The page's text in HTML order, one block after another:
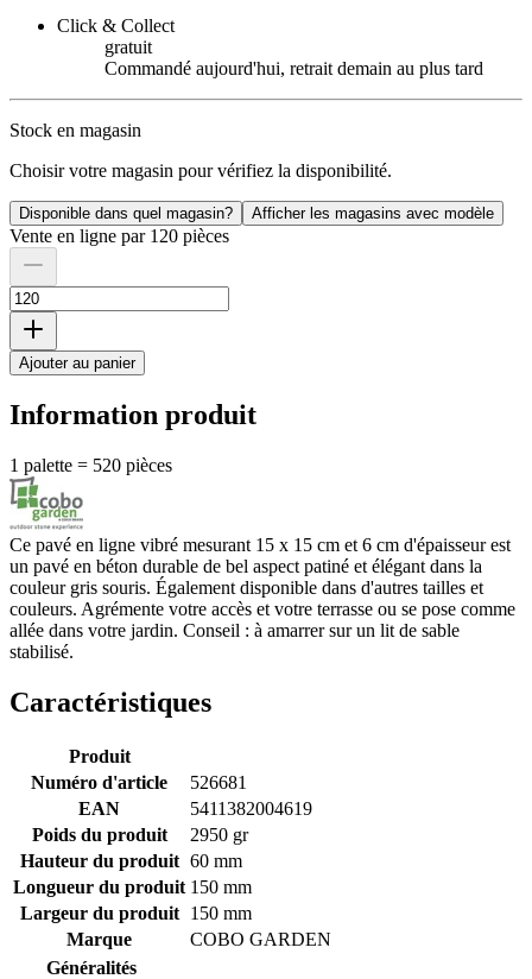
Click & Collect
gratuit
Commandé aujourd'hui, retrait demain au plus tard
Stock en magasin
Choisir votre magasin pour vérifiez la disponibilité.
Disponible dans quel magasin? Afficher les magasins avec modèle
Vente en ligne par 120 pièces
Ajouter au panier
Information produit
1 palette = 520 pièces
Ce pavé en ligne vibré mesurant 15 x 15 cm et 6 cm d'épaisseur est
un pavé en béton durable de bel aspect patiné et élégant dans la
couleur gris souris. Également disponible dans d'autres tailles et
couleurs. Agrémente votre accès et votre terrasse ou se pose comme
allée dans votre jardin. Conseil : à amarrer sur un lit de sable
stabilisé.
Caractéristiques
Produit
Numéro d'article
526681
EAN
5411382004619
Poids du produit
2950 gr
Hauteur du produit 60 mm
Longueur du produit 150 mm
Largeur du produit
150 mm
Marque
COBO GARDEN
Généralités